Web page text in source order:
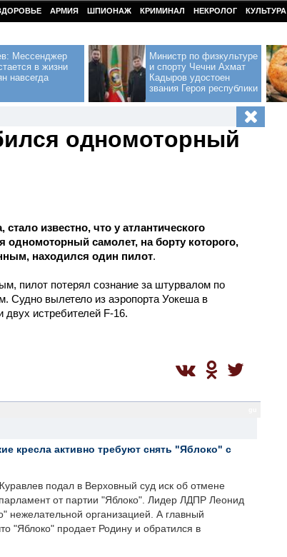
АРМИЯ ШПИОНАЖ КРИМИНАЛ НЕКРОЛОГ КУЛЬТУРА
Мессенджер
в жизни
навсегда
Министр по физкультуре
и спорту Чечни Ахмат
Кадыров удостоен
звания Героя республики
одномоторный
стало известно, что у атлантического
самолет, на борту которого,
находился один пилот.
пилот потерял сознание за штурвалом по
Судно вылетело из аэропорта Уокеша в
истребителей F-16.
кресла активно требуют снять "Яблоко" с
подал в Верховный суд иск об отмене
парламент от партии "Яблоко". Лидер ЛДПР Леонид
нежелательной организацией. А главный
"Яблоко" продает Родину и обратился в